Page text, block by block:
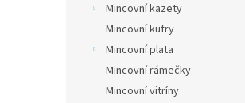
Mincovní kazety
Mincovní kufry
Mincovní plata
Mincovní rámečky
Mincovní vitríny